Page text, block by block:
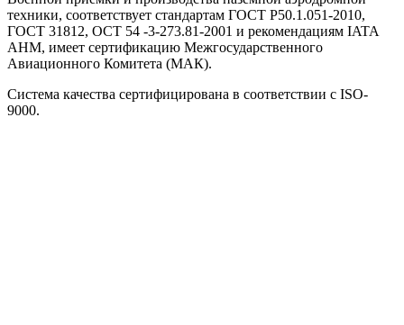
техники, соответствует стандартам ГОСТ Р50.1.051-2010,
ГОСТ 31812, ОСТ 54 -3-273.81-2001 и рекомендациям IATA
AHM, имеет сертификацию Межгосударственного
Авиационного Комитета (МАК).
Система качества сертифицирована в соответствии с ISO-
9000.